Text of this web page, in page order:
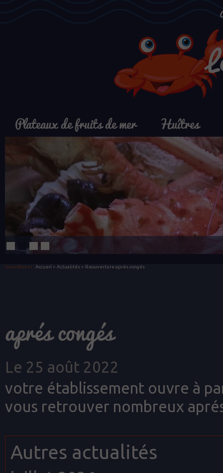
Plateaux de fruits de mer Huîtres
Vous êtes ici :Accueil > Actualités > Reouverture aprés congés
aprés congés
Le 25 août 2022
votre établissement ouvre à
vous retrouver nombreux
Autres actualités